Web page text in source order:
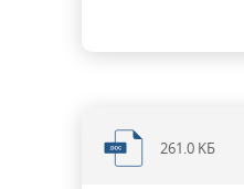
261.0 KБ